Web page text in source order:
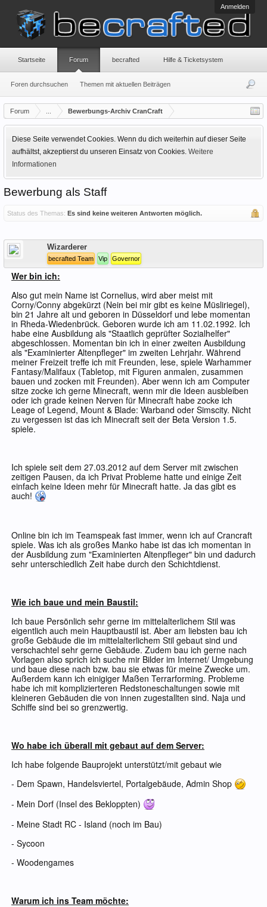
Anmelden
Forum Bewerbungs-Archiv CranCraft
Diese Seite verwendet Cookies. Wenn du dich weiterhin auf dieser Seite
aufhältst, akzeptierst du unseren Einsatz von Cookies. Weitere
Informationen
Bewerbung als Staff
Status des Themas: Es sind keine weiteren Antworten möglich.
Wizarderer
becrafted Team Vip Governor
Wer bin ich:
Also gut mein Name ist Cornelius, wird aber meist mit
Corny/Conny abgekürzt (Nein bei mir gibt es keine Müsliriegel),
bin 21 Jahre alt und geboren in Düsseldorf und lebe momentan
in Rheda-Wiedenbrück. Geboren wurde ich am 11.02.1992. Ich
habe eine Ausbildung als "Staatlich geprüfter Sozialhelfer"
abgeschlossen. Momentan bin ich in einer zweiten Ausbildung
als "Examinierter Altenpfleger" im zweiten Lehrjahr. Während
meiner Freizeit treffe ich mit Freunden, lese, spiele Warhammer
Fantasy/Malifaux (Tabletop, mit Figuren anmalen, zusammen
bauen und zocken mit Freunden). Aber wenn ich am Computer
sitze zocke ich gerne Minecraft, wenn mir die Ideen ausbleiben
oder ich grade keinen Nerven für Minecraft habe zocke ich
Leage of Legend, Mount & Blade: Warband oder Simscity. Nicht
zu vergessen ist das ich Minecraft seit der Beta Version 1.5.
spiele.
Ich spiele seit dem 27.03.2012 auf dem Server mit zwischen
zeitigen Pausen, da ich Privat Probleme hatte und einige Zeit
einfach keine Ideen mehr für Minecraft hatte. Ja das gibt es
auch!
Online bin ich im Teamspeak fast immer, wenn ich auf Crancraft
spiele. Was ich als großes Manko habe ist das ich momentan in
der Ausbildung zum "Examinierten Altenpfleger" bin und dadurch
sehr unterschiedlich Zeit habe durch den Schichtdienst.
Wie ich baue und mein Baustil:
Ich baue Persönlich sehr gerne im mittelalterlichem Stil was
eigentlich auch mein Hauptbaustil ist. Aber am liebsten bau ich
große Gebäude die im mittelalterlichem Stil gebaut sind und
verschachtel sehr gerne Gebäude. Zudem bau ich gerne nach
Vorlagen also sprich ich suche mir Bilder im Internet/ Umgebung
und baue diese nach bzw. bau sie etwas für meine Zwecke um.
Außerdem kann ich einigiger Maßen Terrarforming. Probleme
habe ich mit komplizierteren Redstoneschaltungen sowie mit
kleineren Gebäuden die von innen zugestallten sind. Naja und
Schiffe sind bei so grenzwertig.
Wo habe ich überall mit gebaut auf dem Server:
Ich habe folgende Bauprojekt unterstützt/mit gebaut wie
- Dem Spawn, Handelsviertel, Portalgebäude, Admin Shop
- Mein Dorf (Insel des Bekloppten)
- Meine Stadt RC - Island (noch im Bau)
- Sycoon
- Woodengames
Warum ich ins Team möchte:
Startseite Forum
Foren durchsuchen Themen mit aktuellen Beiträgen
becrafted Hilfe & Ticketsystem